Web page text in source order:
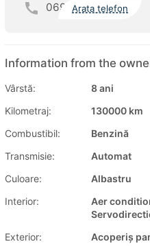
069 Arata telefon
Information from the
Vârstă:
8 ani
Kilometraj:
130000 km
Combustibil:
Benzină
Transmisie:
Automat
Culoare:
Albastru
Interior:
Aer
Exterior:
Acoperiș